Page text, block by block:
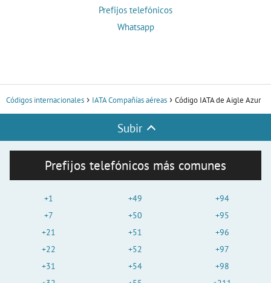
Prefijos telefónicos
Whatsapp
Códigos internacionales IATA Compañías aéreas Código IATA de Aigle Azur
Subir
Prefijos telefónicos más comunes
+1
+7
+21
+22
+31
+49
+50
+51
+52
+54
+94
+95
+96
+97
+98